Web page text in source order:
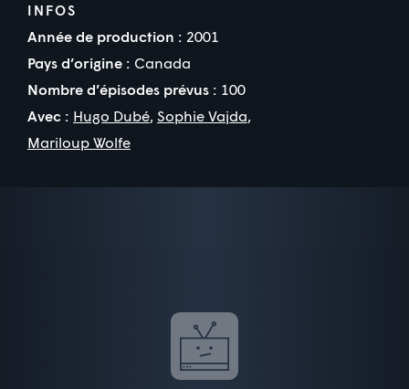
INFOS
Année de production : 2001
Pays d’origine : Canada
Nombre d’épisodes prévus : 100
Avec : Hugo Dubé, Sophie Vajda,
Mariloup Wolfe